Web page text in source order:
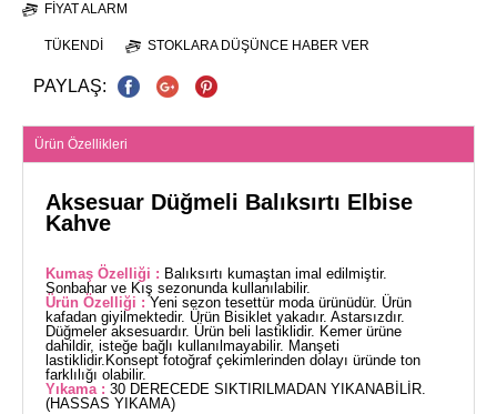
FIYAT ALARM
TÜKENDI STOKLARA DÜŞÜNCE HABER VER
PAYLAŞ:
Ürün Özellikleri
Aksesuar Düğmeli Balıksırtı Elbise
Kahve
Kumaş Özelliği : Balıksırtı kumaştan imal edilmiştir.
Sonbahar ve Kış sezonunda kullanılabilir.
Ürün Özelliği : Yeni sezon tesettür moda ürünüdür. Ürün
kafadan giyilmektedir. Ürün Bisiklet yakadır. Astarsızdır.
Düğmeler aksesuardır. Ürün beli lastiklidir. Kemer ürüne
dahildir, isteğe bağlı kullanılmayabilir. Manşeti
lastiklidir.Konsept fotoğraf çekimlerinden dolayı üründe ton
farklılığı olabilir.
Yıkama : 30 DERECEDE SIKTIRILMADAN YIKANABİLİR.
(HASSAS YIKAMA)